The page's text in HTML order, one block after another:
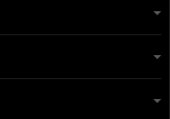
24 Stunden antworten.
und Versand